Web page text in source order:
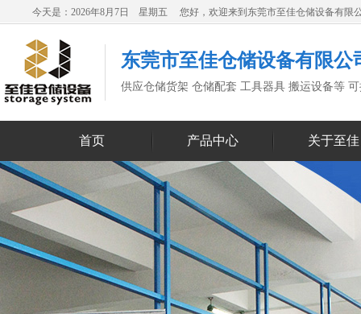
今天是：2026年8月7日 星期五 您好，欢迎来到东莞市至佳仓储设备有限
东莞市至佳仓储设备有限公
供应仓储货架 仓储配套 工具器具 搬运设备等
首页 产品中心 关于至佳